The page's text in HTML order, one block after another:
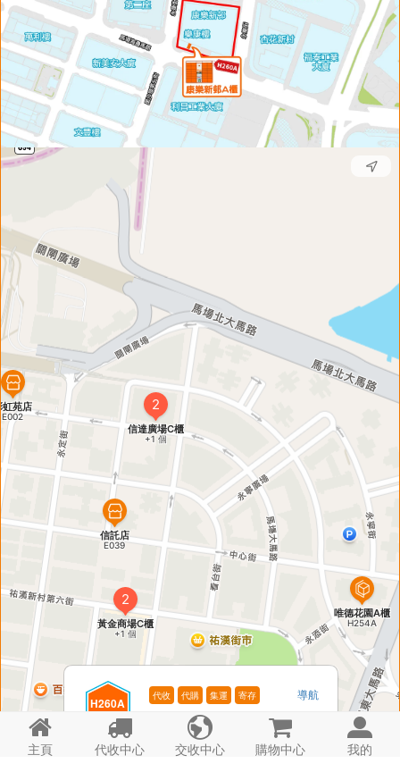

主頁

代收中心

交收中心

購物中心

我的
H260A
康樂新邨A
代收 代購 集運 寄存
導航
時間: 24hrs